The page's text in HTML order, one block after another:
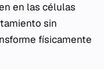
en las células
sin
físicamente